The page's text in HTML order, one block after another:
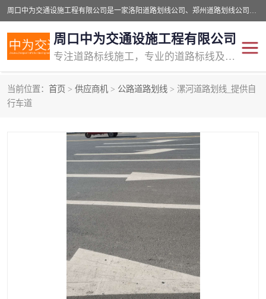
周口中为交通设施工程有限公司是一家洛阳道路划线公司、郑州道路划线公司、平顶山道路车位划线公司、开封车位划线公司、许昌道路车位划线公司、漯河道路车位划线公司，公司始终坚持“诚信、匠心、专注”的宗旨；我们的经营理念是：的服务。
周口中为交通设施工程有限公司
专注道路标线施工，专业的道路标线及交通设施施工服务商!
当前位置： 首页 > 供应商机 > 公路道路划线 > 漯河道路划线_提供自
行车道
交通道路标线
道路标线划线 马路标线
道路划线